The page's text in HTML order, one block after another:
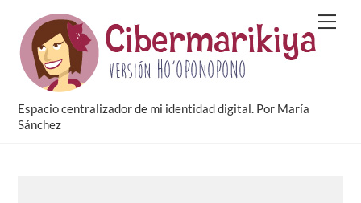
content
Espacio centralizador de mi identidad digital. Por María
Sánchez